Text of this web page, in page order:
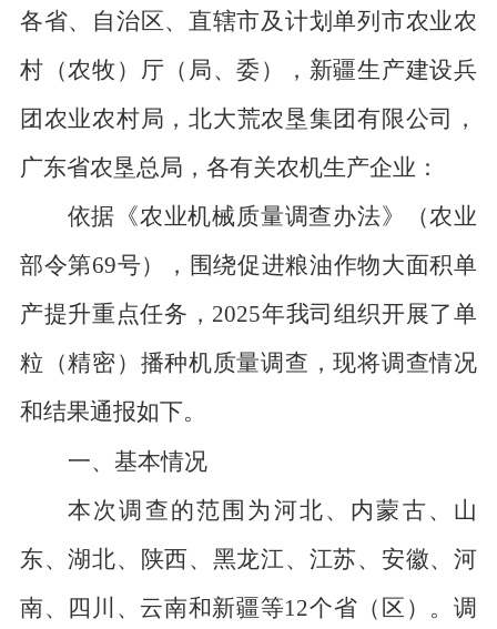
各省、自治区、直辖市及计划单列市农业农
村（农牧）厅（局、委），新疆生产建设兵
团农业农村局 ，北大荒农垦集团有限公司，
广东省农垦总局 ，各有关农机生产企业 ：
依据《农业机械质量调查办法》（农业
部令第69号）， 围绕促进粮油作物大面积单
产提升重点任务 ， 2025年我司组织开展了单
粒（精密）播种机质量调查 ，现将调查情况
和结果通报如下。
一、基本情况
本次调查的范围为 河北、内蒙古、山
东、湖北、陕西、黑龙江、江苏、安徽、河
南、四川、云南和新疆等12个省（区）。调